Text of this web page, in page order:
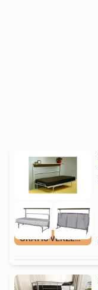
GRATIS VERZENDING